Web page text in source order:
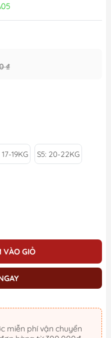
₫
17-19KG S5: 20-22KG
VÀO GIỎ
miễn phí vận chuyển